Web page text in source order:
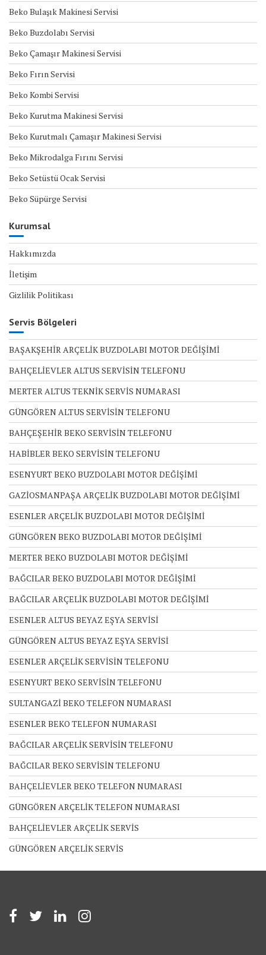
Beko Bulaşık Makinesi Servisi
Beko Buzdolabı Servisi
Beko Çamaşır Makinesi Servisi
Beko Fırın Servisi
Beko Kombi Servisi
Beko Kurutma Makinesi Servisi
Beko Kurutmalı Çamaşır Makinesi Servisi
Beko Mikrodalga Fırını Servisi
Beko Setüstü Ocak Servisi
Beko Süpürge Servisi
Kurumsal
Hakkımızda
İletişim
Gizlilik Politikası
Servis Bölgeleri
BAŞAKŞEHİR ARÇELİK BUZDOLABI MOTOR DEĞİŞİMİ
BAHÇELİEVLER ALTUS SERVİSİN TELEFONU
MERTER ALTUS TEKNİK SERVİS NUMARASI
GÜNGÖREN ALTUS SERVİSİN TELEFONU
BAHÇEŞEHİR BEKO SERVİSİN TELEFONU
HABİBLER BEKO SERVİSİN TELEFONU
ESENYURT BEKO BUZDOLABI MOTOR DEĞİŞİMİ
GAZİOSMANPAŞA ARÇELİK BUZDOLABI MOTOR DEĞİŞİMİ
ESENLER ARÇELİK BUZDOLABI MOTOR DEĞİŞİMİ
GÜNGÖREN BEKO BUZDOLABI MOTOR DEĞİŞİMİ
MERTER BEKO BUZDOLABI MOTOR DEĞİŞİMİ
BAĞCILAR BEKO BUZDOLABI MOTOR DEĞİŞİMİ
BAĞCILAR ARÇELİK BUZDOLABI MOTOR DEĞİŞİMİ
ESENLER ALTUS BEYAZ EŞYA SERVİSİ
GÜNGÖREN ALTUS BEYAZ EŞYA SERVİSİ
ESENLER ARÇELİK SERVİSİN TELEFONU
ESENYURT BEKO SERVİSİN TELEFONU
SULTANGAZİ BEKO TELEFON NUMARASI
ESENLER BEKO TELEFON NUMARASI
BAĞCILAR ARÇELİK SERVİSİN TELEFONU
BAĞCILAR BEKO SERVİSİN TELEFONU
BAHÇELİEVLER BEKO TELEFON NUMARASI
GÜNGÖREN ARÇELİK TELEFON NUMARASI
BAHÇELİEVLER ARÇELİK SERVİS
GÜNGÖREN ARÇELİK SERVİS